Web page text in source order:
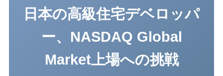
日本の高級住宅デベロッパ
ー、NASDAQ Global
Market上場への挑戦